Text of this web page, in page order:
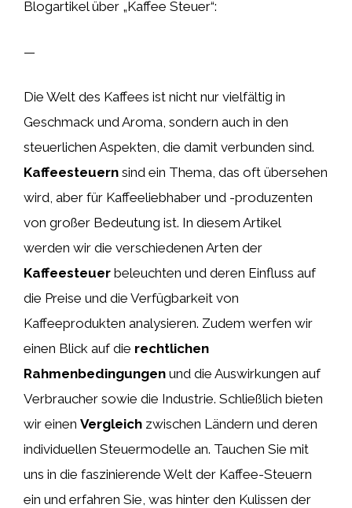
Blogartikel über „Kaffee Steuer“:
—
Die Welt des Kaffees ist nicht nur vielfältig in
Geschmack und Aroma, sondern auch in den
steuerlichen Aspekten, die damit verbunden sind.
Kaffeesteuern sind ein Thema, das oft übersehen
wird, aber für Kaffeeliebhaber und -produzenten
von großer Bedeutung ist. In diesem Artikel
werden wir die verschiedenen Arten der
Kaffeesteuer beleuchten und deren Einfluss auf
die Preise und die Verfügbarkeit von
Kaffeeprodukten analysieren. Zudem werfen wir
einen Blick auf die rechtlichen
Rahmenbedingungen und die Auswirkungen auf
Verbraucher sowie die Industrie. Schließlich bieten
wir einen Vergleich zwischen Ländern und deren
individuellen Steuermodelle an. Tauchen Sie mit
uns in die faszinierende Welt der Kaffee-Steuern
ein und erfahren Sie, was hinter den Kulissen der